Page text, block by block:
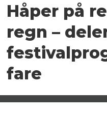
Håper på
regn –
fare